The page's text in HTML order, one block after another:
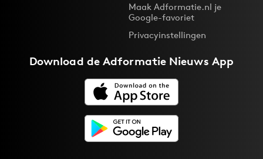
Maak Adformatie.nl je
Google-favoriet
Privacyinstellingen
Download deAdformatie Nieuws App